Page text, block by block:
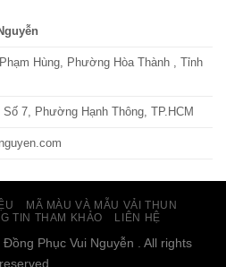
Hùng, Phường Hòa Thành , Tỉnh
7, Phường Hạnh Thông, TP.HCM
MÃ MÀU VÀ MẪU VẢI THUN
TIN THAM KHẢO LIÊN HỆ
Phục Vui Nguyễn . All rights
reserved.